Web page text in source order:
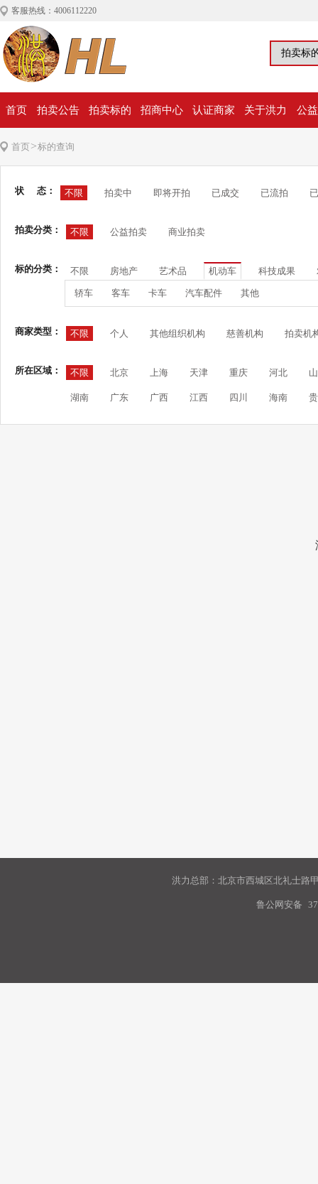
客服热线：4006112220
首页 拍卖公告 拍卖标的 招商中心 认证商家 关于洪力 公
首页>标的查询
状 态： 不限 拍卖中 即将开拍 已成交 已流拍
拍卖分类： 不限 公益拍卖 商业拍卖
标的分类： 不限 房地产 艺术品 机动车 科技成果
轿车 客车 卡车 汽车配件 其他
商家类型： 不限 个人 其他组织机构 慈善机构 拍卖机
所在区域： 不限 北京 上海 天津 重庆 河北
湖南 广东 广西 江西 四川 海南
洪力总部：北京市西城区北礼士路
鲁公网安备